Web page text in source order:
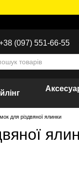
(097) 551-66-55
для різдвяної ялинки